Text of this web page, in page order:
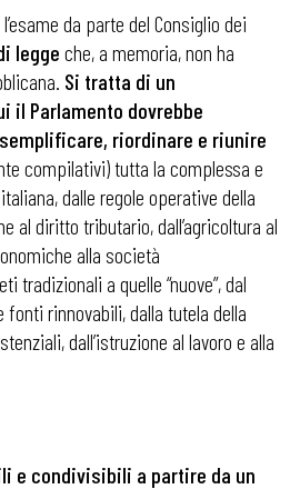
da parte del Consiglio dei
legge che, a memoria, non ha
Si tratta di un
il Parlamento dovrebbe
riordinare e riunire
compilativi) tutta la complessa e
dalle regole operative della
al diritto tributario, dall’agricoltura al
alla società
tradizionali a quelle “nuove”, dal
fonti rinnovabili, dalla tutela della
dall’istruzione al lavoro e alla
e condivisibili a partire da un